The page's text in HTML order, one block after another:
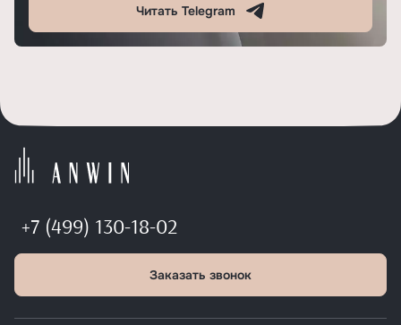
Читать Telegram
+7 (499) 130-18-02
Заказать звонок